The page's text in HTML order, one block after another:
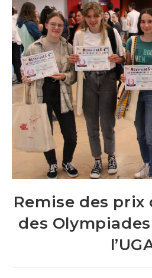
Remise des prix
des